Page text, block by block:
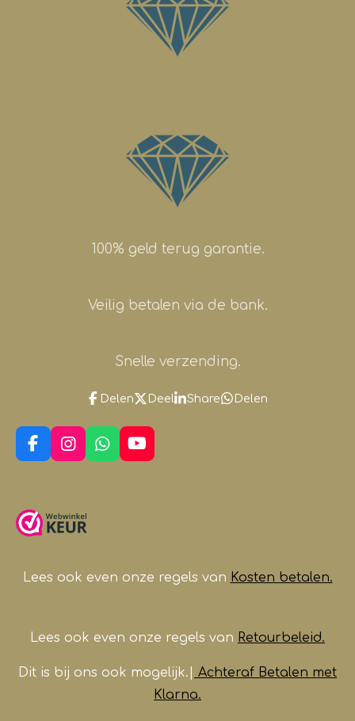
100% geld terug garantie.
Veilig betalen via de bank.
Snelle verzending.
Delen Deel Share Delen
F
a
b
o
I
n
a
g
m
W
h
Y
o
Lees ook even onze regels van Kosten betalen.
Lees ook even onze regels van Retourbeleid.
Dit is bij ons ook mogelijk.|
Achteraf Betalen met
Klarna.